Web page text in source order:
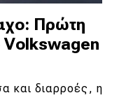
Πρώτη
Volkswagen
και διαρροές, η